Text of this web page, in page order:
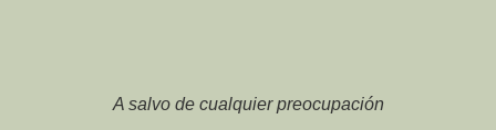
A salvo de cualquier preocupación